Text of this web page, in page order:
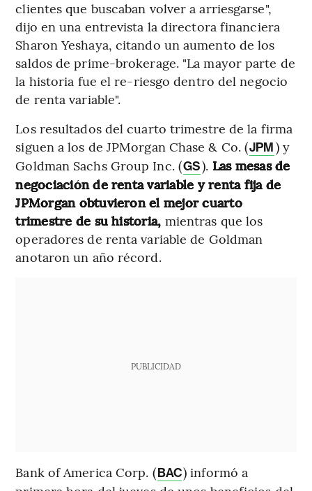
clientes que buscaban volver a arriesgarse",
dijo en una entrevista la directora financiera
Sharon Yeshaya, citando un aumento de los
saldos de prime-brokerage. "La mayor parte de
la historia fue el re-riesgo dentro del negocio
de renta variable".
Los resultados del cuarto trimestre de la firma
siguen a los de JPMorgan Chase & Co. (JPM) y
Goldman Sachs Group Inc. (GS). Las mesas de
negociación de renta variable y renta fija de
JPMorgan obtuvieron el mejor cuarto
trimestre de su historia, mientras que los
operadores de renta variable de Goldman
anotaron un año récord.
PUBLICIDAD
Bank of America Corp. (BAC) informó a